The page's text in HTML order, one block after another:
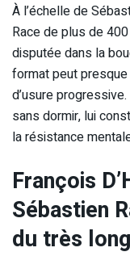
À l’échelle de
Race de plus de
disputée dans la
format peut
d’usure
sans dormir, lui
la résistance
François
Sébastien
du très long